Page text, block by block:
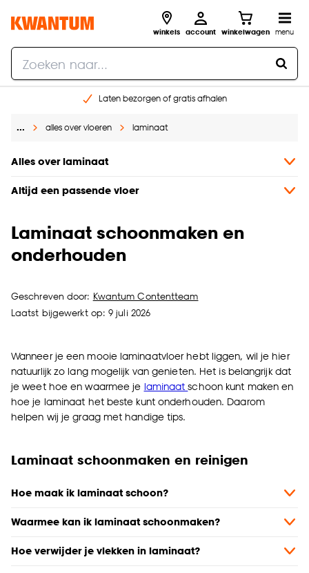
winkels account winkelwagen menu
Laten bezorgen of gratis afhalen
Gratis raam advies en opmeten aan huis
… alles over vloeren laminaat
Alles over laminaat
Altijd een passende vloer
Laminaat schoonmaken en
onderhouden
Geschreven door: Kwantum Contentteam
Laatst bijgewerkt op: 9 juli 2026
Wanneer je een mooie laminaatvloer hebt liggen, wil je hier
natuurlijk zo lang mogelijk van genieten. Het is belangrijk dat
je weet hoe en waarmee je laminaatschoon kunt maken en
hoe je laminaat het beste kunt onderhouden. Daarom
helpen wij je graag met handige tips.
Laminaat schoonmaken en reinigen
Hoe maak ik laminaat schoon?
Waarmee kan ik laminaat schoonmaken?
Hoe verwijder je vlekken in laminaat?